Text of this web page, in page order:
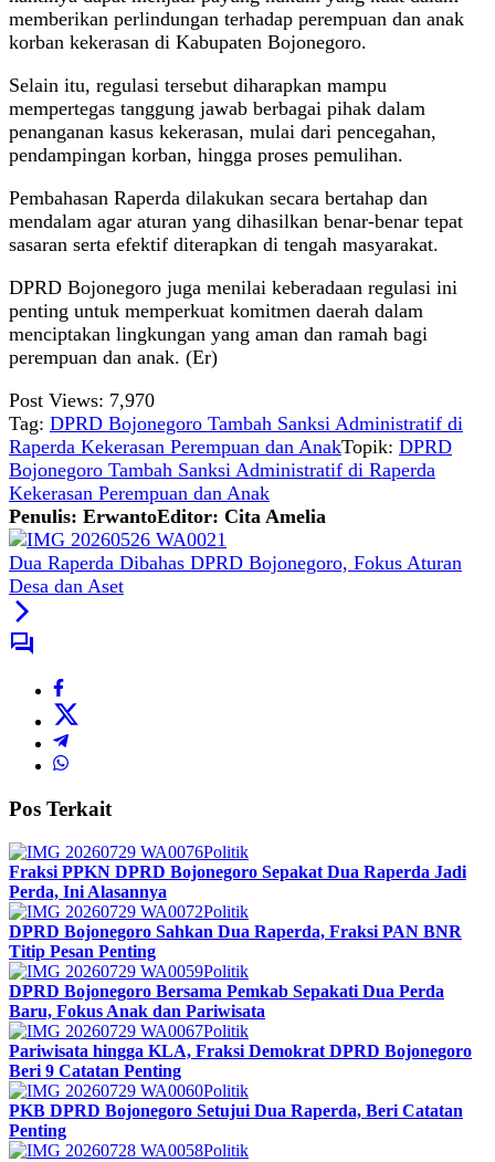
memberikan perlindungan terhadap perempuan dan anak
korban kekerasan di Kabupaten Bojonegoro.
Selain itu, regulasi tersebut diharapkan mampu
mempertegas tanggung jawab berbagai pihak dalam
penanganan kasus kekerasan, mulai dari pencegahan,
pendampingan korban, hingga proses pemulihan.
Pembahasan Raperda dilakukan secara bertahap dan
mendalam agar aturan yang dihasilkan benar-benar tepat
sasaran serta efektif diterapkan di tengah masyarakat.
DPRD Bojonegoro juga menilai keberadaan regulasi ini
penting untuk memperkuat komitmen daerah dalam
menciptakan lingkungan yang aman dan ramah bagi
perempuan dan anak. (Er)
Post Views: 7,970
Tag: DPRD Bojonegoro Tambah Sanksi Administratif di
Raperda Kekerasan Perempuan dan AnakTopik: DPRD
Bojonegoro Tambah Sanksi Administratif di Raperda
Kekerasan Perempuan dan Anak
Penulis: ErwantoEditor: Cita Amelia
Dua Raperda Dibahas DPRD Bojonegoro, Fokus Aturan
Desa dan Aset
Pos Terkait
Politik
Fraksi PPKN DPRD Bojonegoro Sepakat Dua Raperda Jadi
Perda, Ini Alasannya
Politik
DPRD Bojonegoro Sahkan Dua Raperda, Fraksi PAN BNR
Titip Pesan Penting
Politik
DPRD Bojonegoro Bersama Pemkab Sepakati Dua Perda
Baru, Fokus Anak dan Pariwisata
Politik
Pariwisata hingga KLA, Fraksi Demokrat DPRD Bojonegoro
Beri 9 Catatan Penting
Politik
PKB DPRD Bojonegoro Setujui Dua Raperda, Beri Catatan
Penting
Politik